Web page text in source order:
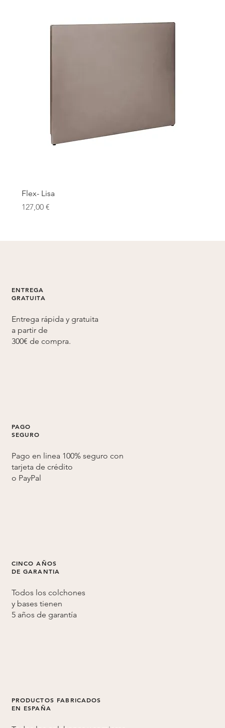
Flex- Lisa
Precio
127,00 €
ENTREGA
GRATUITA
Entrega rápida y gratuita
a partir de
300€ de compra.
PAGO
SEGURO
Pago en linea 100% seguro con
tarjeta de crédito
o PayPal
CINCO AÑOS
DE GARANTIA
Todos los colchones
y bases tienen
5 años de garantía
PRODUCTOS FABRICADOS
EN ESPAÑA